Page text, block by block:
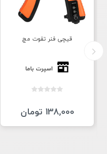
قیچی فنر تقوت مچ
اسپرت باما
138,000 تومان